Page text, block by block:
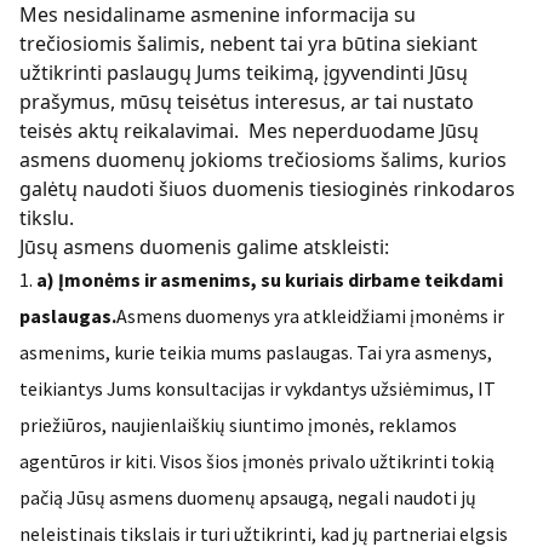
Mes nesidaliname asmenine informacija su
trečiosiomis šalimis, nebent tai yra būtina siekiant
užtikrinti paslaugų Jums teikimą, įgyvendinti Jūsų
prašymus, mūsų teisėtus interesus, ar tai nustato
teisės aktų reikalavimai. Mes neperduodame Jūsų
asmens duomenų jokioms trečiosioms šalims, kurios
galėtų naudoti šiuos duomenis tiesioginės rinkodaros
tikslu.
Jūsų asmens duomenis galime atskleisti:
a) Įmonėms ir asmenims, su kuriais dirbame teikdami
paslaugas.Asmens duomenys yra atkleidžiami įmonėms ir
asmenims, kurie teikia mums paslaugas. Tai yra asmenys,
teikiantys Jums konsultacijas ir vykdantys užsiėmimus, IT
priežiūros, naujienlaiškių siuntimo įmonės, reklamos
agentūros ir kiti. Visos šios įmonės privalo užtikrinti tokią
pačią Jūsų asmens duomenų apsaugą, negali naudoti jų
neleistinais tikslais ir turi užtikrinti, kad jų partneriai elgsis